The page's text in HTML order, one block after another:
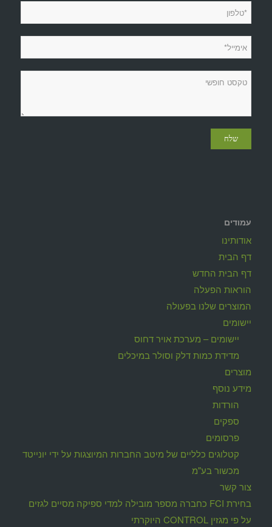
עמודים
אודותינו
דף הבית
דף הבית החדש
הוראות הפעלה
המוצרים שלנו בפעולה
יישומים
יישומים – מערכת אויר דחוס
מדידת כמות דלק וסולר במיכלים
מוצרים
מידע נוסף
הורדות
ספקים
פרסומים
קטלוגים כלליים של מיטב החברות המיוצגות על ידי יונייטד
מכשור בע"מ
צור קשר
בחירת FCI כחברה מספר מובילה למדי ספיקה מסיים לגזים
על פי מגזין CONTROL היוקרתי